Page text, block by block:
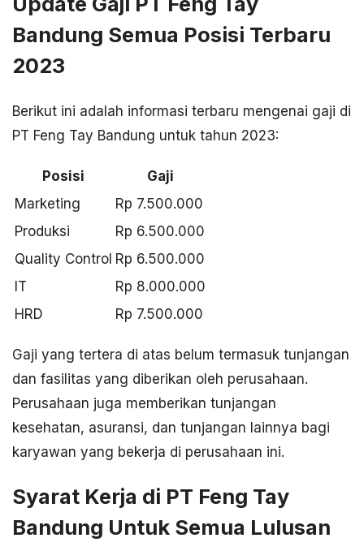
Bandung Semua Posisi Terbaru
2023
Berikut ini adalah informasi terbaru mengenai gaji di
PT Feng Tay Bandung untuk tahun 2023:
Posisi
Gaji
Marketing
Rp 7.500.000
Produksi
Rp 6.500.000
Quality Control Rp 6.500.000
IT
Rp 8.000.000
HRD
Rp 7.500.000
Gaji yang tertera di atas belum termasuk tunjangan
dan fasilitas yang diberikan oleh perusahaan.
Perusahaan juga memberikan tunjangan
kesehatan, asuransi, dan tunjangan lainnya bagi
karyawan yang bekerja di perusahaan ini.
Syarat Kerja di PT Feng Tay
Bandung Untuk Semua Lulusan